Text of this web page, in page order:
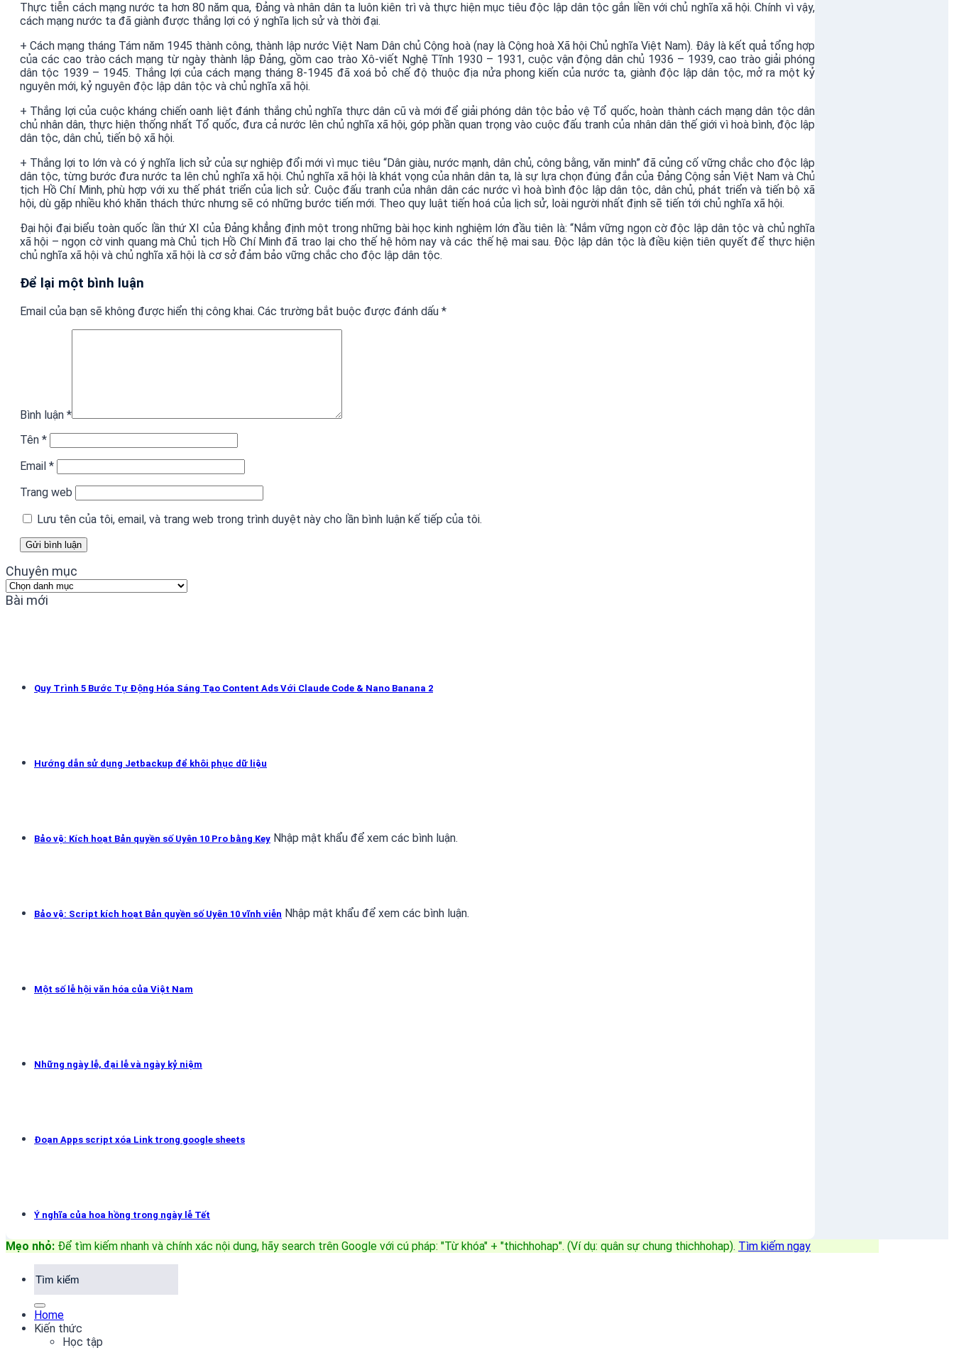
Thực tiễn cách mạng nước ta hơn 80 năm qua, Đảng và nhân dân ta luôn kiên trì và thực hiện mục tiêu độc lập dân tộc gắn liền với chủ nghĩa xã hội. Chính vì vậy,
cách mạng nước ta đã giành được thắng lợi có ý nghĩa lịch sử và thời đại.
+ Cách mạng tháng Tám năm 1945 thành công, thành lập nước Việt Nam Dân chủ Cộng hoà (nay là Cộng hoà Xã hội Chủ nghĩa Việt Nam). Đây là kết quả tổng hợp
của các cao trào cách mạng từ ngày thành lập Đảng, gồm cao trào Xô-viết Nghệ Tĩnh 1930 – 1931, cuộc vận động dân chủ 1936 – 1939, cao trào giải phóng
dân tộc 1939 – 1945. Thắng lợi của cách mạng tháng 8-1945 đã xoá bỏ chế độ thuộc địa nửa phong kiến của nước ta, giành độc lập dân tộc, mở ra một kỷ
nguyên mới, kỷ nguyên độc lập dân tộc và chủ nghĩa xã hội.
+ Thắng lợi của cuộc kháng chiến oanh liệt đánh thắng chủ nghĩa thực dân cũ và mới để giải phóng dân tộc bảo vệ Tổ quốc, hoàn thành cách mạng dân tộc dân
chủ nhân dân, thực hiện thống nhất Tổ quốc, đưa cả nước lên chủ nghĩa xã hội, góp phần quan trọng vào cuộc đấu tranh của nhân dân thế giới vì hoà bình, độc lập
dân tộc, dân chủ, tiến bộ xã hội.
+ Thắng lợi to lớn và có ý nghĩa lịch sử của sự nghiệp đổi mới vì mục tiêu “Dân giàu, nước mạnh, dân chủ, công bằng, văn minh” đã củng cố vững chắc cho độc lập
dân tộc, từng bước đưa nước ta lên chủ nghĩa xã hội. Chủ nghĩa xã hội là khát vọng của nhân dân ta, là sự lựa chọn đúng đắn của Đảng Cộng sản Việt Nam và Chủ
tịch Hồ Chí Minh, phù hợp với xu thế phát triển của lịch sử. Cuộc đấu tranh của nhân dân các nước vì hoà bình độc lập dân tộc, dân chủ, phát triển và tiến bộ xã
hội, dù gặp nhiều khó khăn thách thức nhưng sẽ có những bước tiến mới. Theo quy luật tiến hoá của lịch sử, loài người nhất định sẽ tiến tới chủ nghĩa xã hội.
Đại hội đại biểu toàn quốc lần thứ XI của Đảng khẳng định một trong những bài học kinh nghiệm lớn đầu tiên là: “Nắm vững ngọn cờ độc lập dân tộc và chủ nghĩa
xã hội – ngọn cờ vinh quang mà Chủ tịch Hồ Chí Minh đã trao lại cho thế hệ hôm nay và các thế hệ mai sau. Độc lập dân tộc là điều kiện tiên quyết để thực hiện
chủ nghĩa xã hội và chủ nghĩa xã hội là cơ sở đảm bảo vững chắc cho độc lập dân tộc.
Để lại một bình luận
Email của bạn sẽ không được hiển thị công khai. Các trường bắt buộc được đánh dấu *
Bình luận *
Tên *
Email *
Trang web
Lưu tên của tôi, email, và trang web trong trình duyệt này cho lần bình luận kế tiếp của tôi.
Chuyên mục
Chuyên
mục
Bài mới
Quy Trình 5 Bước Tự Động Hóa Sáng Tạo Content Ads Với Claude Code & Nano Banana 2
Hướng dẫn sử dụng Jetbackup để khôi phục dữ liệu
Bảo vệ: Kích hoạt Bản quyền số Uyên 10 Pro bằng Key Nhập mật khẩu để xem các bình luận.
Bảo vệ: Script kích hoạt Bản quyền số Uyên 10 vĩnh viễn Nhập mật khẩu để xem các bình luận.
Một số lễ hội văn hóa của Việt Nam
Những ngày lễ, đại lễ và ngày kỷ niệm
Đoạn Apps script xóa Link trong google sheets
Ý nghĩa của hoa hồng trong ngày lễ Tết
Mẹo nhỏ: Để tìm kiếm nhanh và chính xác nội dung, hãy search trên Google với cú pháp: "Từ khóa" + "thichhohap". (Ví dụ: quân sự chung thichhohap). Tìm kiếm ngay
Home
Kiến thức
Học tập